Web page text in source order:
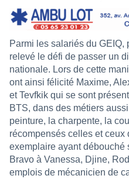
Parmi les salariés du GEIQ,
relevé le défi de passer un
nationale. Lors de cette
ont ainsi félicité Maxime,
et Tevfkik qui se sont
BTS, dans des métiers
peinture, la charpente, la
récompensés celles et ceux
exemplaire ayant débouché
Bravo à Vanessa, Djine,
emplois de mécanicien de